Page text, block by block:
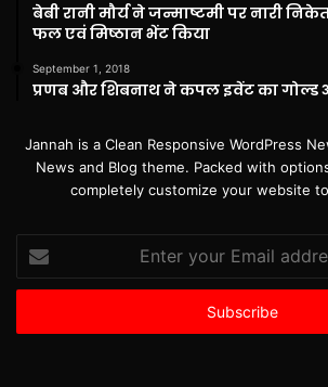
बेबी रानी मौर्य ने जन्माष्टमी पर नारी
फल एवं मिष्ठान भेंट किया
September 1, 2018
प्रणब और शिबनाथ ने कपल इवेंट का गोल्ड
Jannah is a Clean Responsive WordPress
News and Blog theme. Packed with
completely customize your website
Enter
your
Email